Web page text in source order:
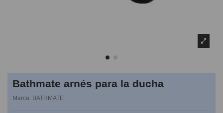
Bathmate arnés para la ducha
Marca: BATHMATE